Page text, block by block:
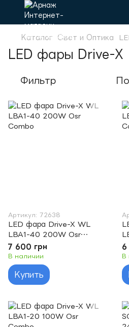
Каталог Свет и Оптика
LED фары Drive-X
Фильтр
Артикул: 72638
LED фара Drive-X WL
LBA1-40 200W Osr
Combo
7 600 грн
В наличии
Купить
6
В